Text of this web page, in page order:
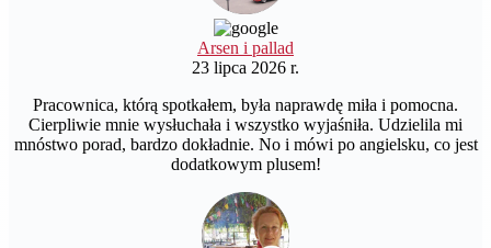
Arsen i pallad
23 lipca 2026 r.
Pracownica, którą spotkałem, była naprawdę miła i pomocna.
Cierpliwie mnie wysłuchała i wszystko wyjaśniła. Udzielila mi
mnóstwo porad, bardzo dokładnie. No i mówi po angielsku, co jest
dodatkowym plusem!